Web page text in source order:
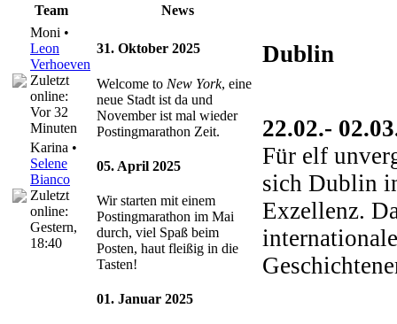
Team
News
Moni •
Leon
Verhoeven
Zuletzt
online:
Vor 32
Minuten
Karina •
Selene
Bianco
Zuletzt
online:
Gestern,
18:40
31. Oktober 2025
Welcome to New York, eine
neue Stadt ist da und
November ist mal wieder
Postingmarathon Zeit.
05. April 2025
Wir starten mit einem
Postingmarathon im Mai
durch, viel Spaß beim
Posten, haut fleißig in die
Tasten!
01. Januar 2025
Dublin
22.02.-
Für elf
sich Dublin
Exzellenz.